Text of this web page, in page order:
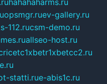
opsmgr.ruev-gallery.ru
112.rucsm-demo.ru
allseo-host.ru
statti.rue-abis1c.ru